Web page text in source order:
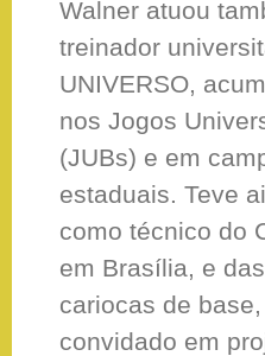
Walner atuou
treinador
UNIVERSO,
nos Jogos
(JUBs) e em
estaduais. Teve
como técnico do
em Brasília, e
cariocas de
convidado em